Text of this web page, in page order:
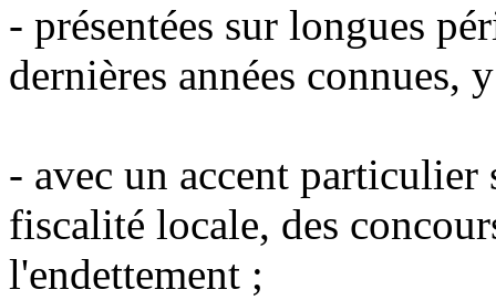
- présentées sur longues
dernières années connues,
- avec un accent
fiscalité locale, des
l'endettement ;